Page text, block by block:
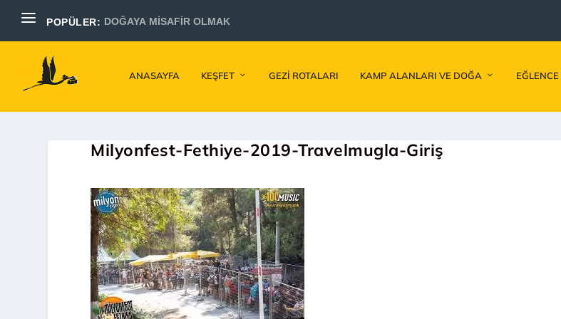
POPÜLER: DOĞAYA MİSAFİR OLMAK
ANASAYFA KEŞFET GEZI ROTALARI KAMP ALANLARI VE DOĞA
Milyonfest-Fethiye-2019-Travelmugla-Giriş